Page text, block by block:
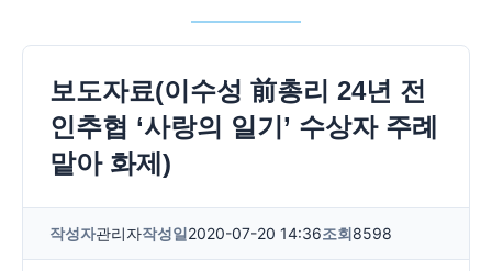
보도자료(이수성 前총리 24년 전
인추협 ‘사랑의 일기’ 수상자 주례
맡아 화제)
작성자관리자작성일2020-07-20 14:36조회8598